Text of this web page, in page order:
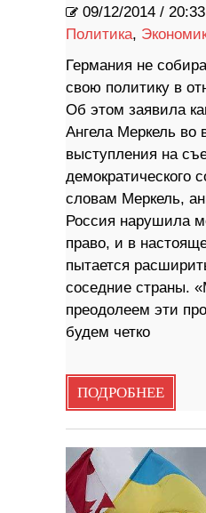
09/12/2014 /
Политика,
Германия не
свою политику в
Об этом заявила
Ангела Меркель во
выступления на
демократического
словам Меркель,
Россия нарушила
право, и в
пытается
соседние страны.
преодолеем эти
будем четко
ПОДРОБНЕЕ